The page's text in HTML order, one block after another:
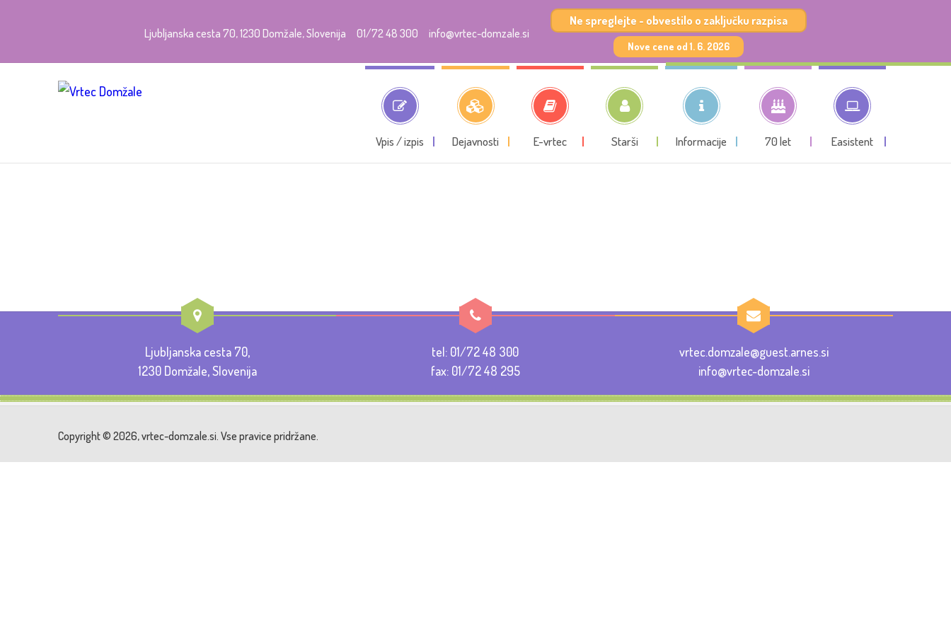
Ljubljanska cesta 70, 1230 Domžale, Slovenija 01/72 48 300 info@vrtec-domzale.si
Ne spreglejte - obvestilo o zaključku razpisa
Nove cene od 1. 6. 2026
Vpis / izpis Dejavnosti E-vrtec Starši Informacije 70 let Easistent
Ljubljanska cesta 70,
1230 Domžale, Slovenija
tel: 01/72 48 300
fax: 01/72 48 295
vrtec.domzale@guest.arnes.si
info@vrtec-domzale.si
Copyright © 2026, vrtec-domzale.si. Vse pravice pridržane.